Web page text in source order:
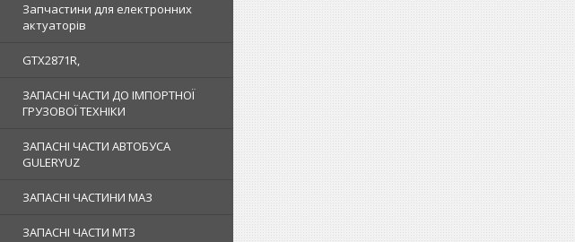
Запчастини для електронних
актуаторів
GTX2871R,
ЗАПАСНІ ЧАСТИ ДО ІМПОРТНОЇ
ГРУЗОВОЇ ТЕХНІКИ
ЗАПАСНІ ЧАСТИ АВТОБУСА
GULERYUZ
ЗАПАСНІ ЧАСТИНИ МАЗ
ЗАПАСНІ ЧАСТИ МТЗ